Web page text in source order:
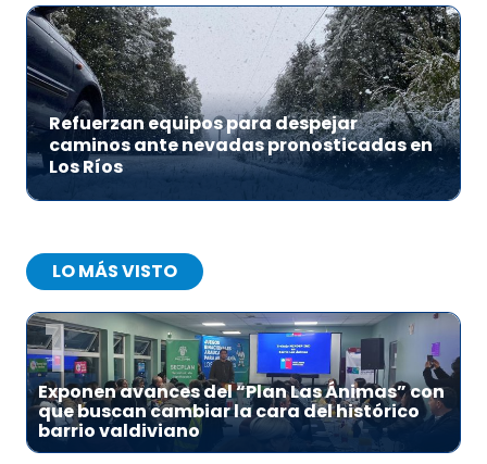
Refuerzan equipos para despejar
caminos ante nevadas pronosticadas en
Los Ríos
LO MÁS VISTO
1
Exponen avances del “Plan Las Ánimas” con
que buscan cambiar la cara del histórico
barrio valdiviano